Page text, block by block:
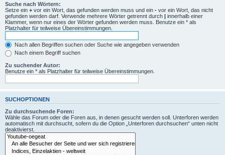
Suche nach Wörtern:
Setze ein + vor ein Wort, das gefunden werden muss und ein - vor ein Wort, das nicht
gefunden werden darf. Verwende mehrere Wörter getrennt durch | innerhalb einer
Klammer, wenn nur eines der Wörter gefunden werden muss. Benutze ein * als
Platzhalter für teilweise Übereinstimmungen.
Nach allen Begriffen suchen oder Suche wie angegeben verwenden
Nach einem Begriff suchen
Zu suchender Autor:
Benutze ein * als Platzhalter für teilweise Übereinstimmungen.
SUCHOPTIONEN
Zu durchsuchende Foren:
Wähle das Forum oder die Foren aus, in denen gesucht werden soll. Unterforen werden
automatisch mit durchsucht, sofern du die Option „Unterforen durchsuchen“ unten nicht
deaktivierst.